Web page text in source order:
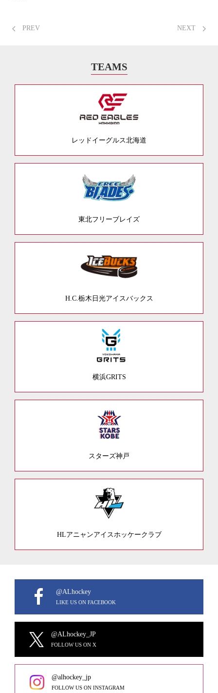
PREV NEXT
TEAMS
レッドイーグルス北海道
東北フリーブレイズ
H.C.栃木日光アイスバックス
横浜GRITS
スターズ神戸
HLアニャンアイスホッケークラブ
@ALhockey
LIKE US ON FACEBOOK
@ALhockey_JP
FOLLOW US ON X
@alhockey_jp
FOLLOW US ON INSTAGRAM